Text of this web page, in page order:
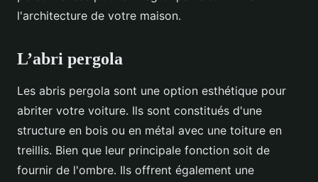
l'architecture de votre maison.
L’abri pergola
Les abris pergola sont une option esthétique pour
abriter votre voiture. Ils sont constitués d'une
structure en bois ou en métal avec une toiture en
treillis. Bien que leur principale fonction soit de
fournir de l'ombre. Ils offrent également une